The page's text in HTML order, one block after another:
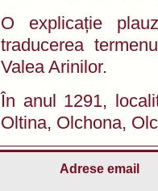
O explicație
traducerea
Valea Arinilor.
În anul 1291,
Oltina, Olchona,
Adrese email